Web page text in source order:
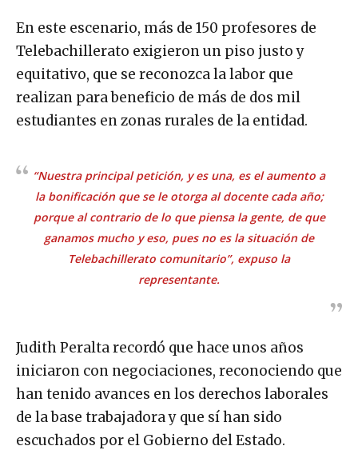
En este escenario, más de 150 profesores de
Telebachillerato exigieron un piso justo y
equitativo, que se reconozca la labor que
realizan para beneficio de más de dos mil
estudiantes en zonas rurales de la entidad.
“Nuestra principal petición, y es una, es el aumento a
la bonificación que se le otorga al docente cada año;
porque al contrario de lo que piensa la gente, de que
ganamos mucho y eso, pues no es la situación de
Telebachillerato comunitario”, expuso la
representante.
Judith Peralta recordó que hace unos años
iniciaron con negociaciones, reconociendo que
han tenido avances en los derechos laborales
de la base trabajadora y que sí han sido
escuchados por el Gobierno del Estado.